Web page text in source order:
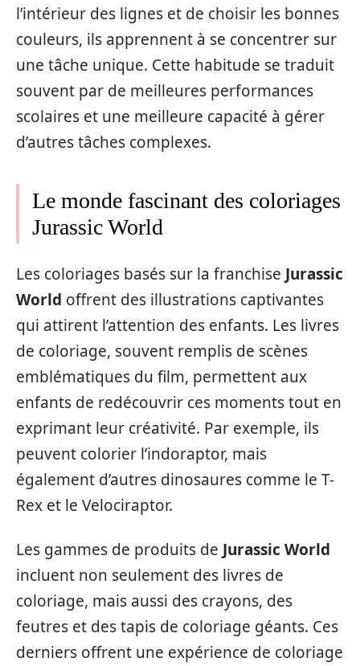
l’intérieur des lignes et de choisir les bonnes
couleurs, ils apprennent à se concentrer sur
une tâche unique. Cette habitude se traduit
souvent par de meilleures performances
scolaires et une meilleure capacité à gérer
d’autres tâches complexes.
Le monde fascinant des coloriages
Jurassic World
Les coloriages basés sur la franchise Jurassic
World offrent des illustrations captivantes
qui attirent l’attention des enfants. Les livres
de coloriage, souvent remplis de scènes
emblématiques du film, permettent aux
enfants de redécouvrir ces moments tout en
exprimant leur créativité. Par exemple, ils
peuvent colorier l’indoraptor, mais
également d’autres dinosaures comme le T-
Rex et le Velociraptor.
Les gammes de produits de Jurassic World
incluent non seulement des livres de
coloriage, mais aussi des crayons, des
feutres et des tapis de coloriage géants. Ces
derniers offrent une expérience de coloriage